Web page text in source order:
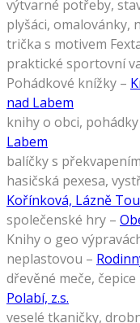
výtvarné potřeby,
plyšáci, omalovánky,
trička s motivem
praktické sportovní
Pohádkové knížky –
nad Labem
knihy o obci,
Labem
balíčky s
hasičská pexesa,
Kořínková, Lázně
společenské hry –
Knihy o geo
neplastovou –
dřevěné meče,
Polabí, z.s.
veselé tkaničky,